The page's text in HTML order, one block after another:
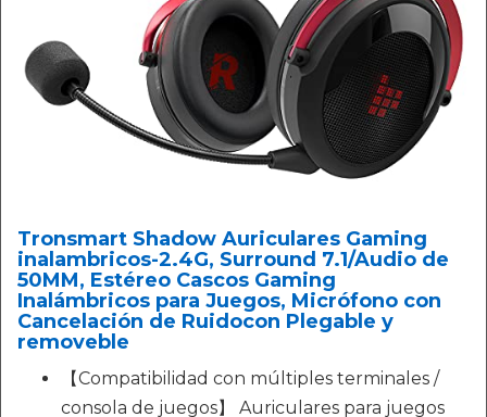
Tronsmart Shadow Auriculares Gaming
inalambricos-2.4G, Surround 7.1/Audio de
50MM, Estéreo Cascos Gaming
Inalámbricos para Juegos, Micrófono con
Cancelación de Ruidocon Plegable y
removeble
【Compatibilidad con múltiples terminales /
consola de juegos】 Auriculares para juegos